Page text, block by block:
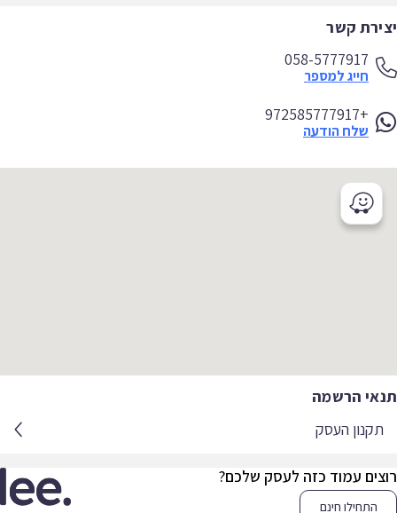
קשר
058-5777917
חייג למספר
+972585777917
שלח הודעה
הרשמה
תקנון העסק
עמוד כזה לעסק שלכם?
התחילו חינם